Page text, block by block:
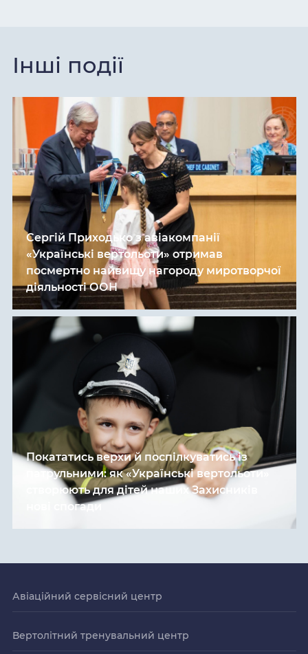
Інші події
Сергій Приходько з авіакомпанії
«Українські вертольоти» отримав
посмертно найвищу нагороду миротворчої
діяльності ООН
Покататись верхи й поспілкуватись із
патрульними: як «Українські вертольоти»
створюють для дітей наших Захисників
нові спогади
Авіаційний сервісний центр
Вертолітний тренувальний центр